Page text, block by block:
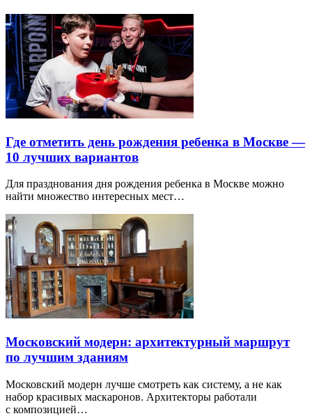
Где отметить день рождения ребенка в Москве —
10 лучших вариантов
Для празднования дня рождения ребенка в Москве можно
найти множество интересных мест…
Московский модерн: архитектурный маршрут
по лучшим зданиям
Московский модерн лучше смотреть как систему, а не как
набор красивых маскаронов. Архитекторы работали
с композицией…